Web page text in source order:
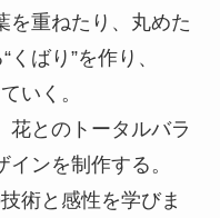
を重ねたり、丸めた
ばり”を作り、
いく。
花とのトータルバラ
ンを制作する。
術と感性を学びま